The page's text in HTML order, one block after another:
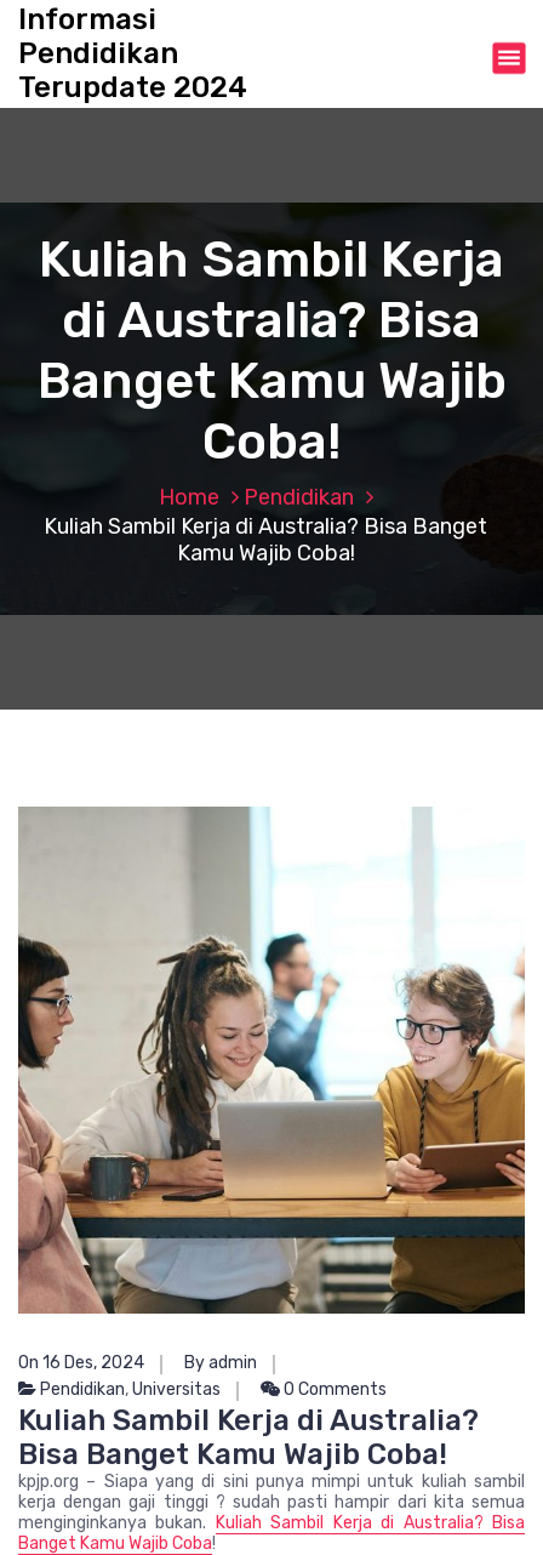
o
Informasi
Pendidikan
Terupdate 2024
Kuliah Sambil Kerja
di Australia? Bisa
Banget Kamu Wajib
Coba!
Home
Pendidikan
Kuliah Sambil Kerja di Australia? Bisa Banget
Kamu Wajib Coba!
On 16 Des, 2024
By admin
Pendidikan,Universitas 0 Comments
Kuliah Sambil Kerja di Australia?
Bisa Banget Kamu Wajib Coba!
kpjp.org – Siapa yang di sini punya mimpi untuk kuliah sambil
kerja dengan gaji tinggi ? sudah pasti hampir dari kita semua
menginginkanya bukan.
Kuliah Sambil Kerja di Australia? Bisa
Banget Kamu Wajib Coba!